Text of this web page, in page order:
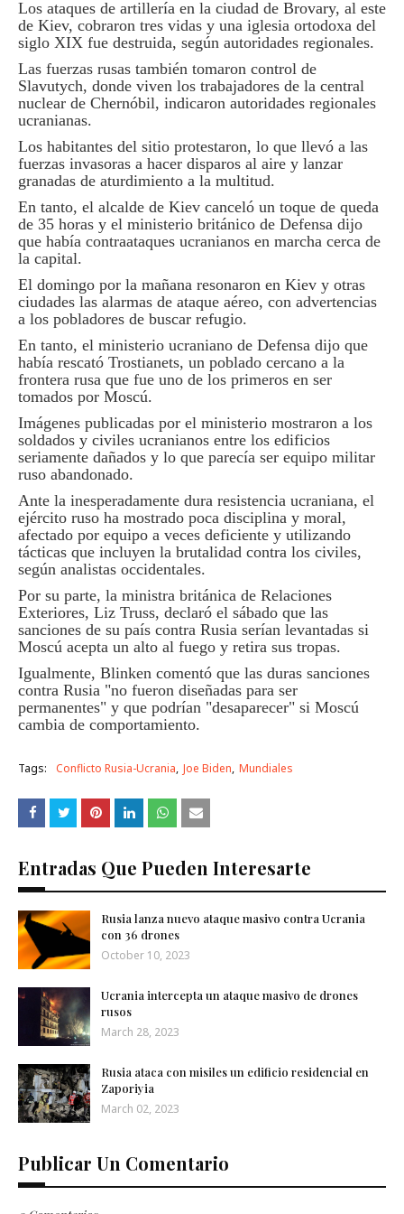
Los ataques de artillería en la ciudad de Brovary, al este
de Kiev, cobraron tres vidas y una iglesia ortodoxa del
siglo XIX fue destruida, según autoridades regionales.
Las fuerzas rusas también tomaron control de
Slavutych, donde viven los trabajadores de la central
nuclear de Chernóbil, indicaron autoridades regionales
ucranianas.
Los habitantes del sitio protestaron, lo que llevó a las
fuerzas invasoras a hacer disparos al aire y lanzar
granadas de aturdimiento a la multitud.
En tanto, el alcalde de Kiev canceló un toque de queda
de 35 horas y el ministerio británico de Defensa dijo
que había contraataques ucranianos en marcha cerca de
la capital.
El domingo por la mañana resonaron en Kiev y otras
ciudades las alarmas de ataque aéreo, con advertencias
a los pobladores de buscar refugio.
En tanto, el ministerio ucraniano de Defensa dijo que
había rescató Trostianets, un poblado cercano a la
frontera rusa que fue uno de los primeros en ser
tomados por Moscú.
Imágenes publicadas por el ministerio mostraron a los
soldados y civiles ucranianos entre los edificios
seriamente dañados y lo que parecía ser equipo militar
ruso abandonado.
Ante la inesperadamente dura resistencia ucraniana, el
ejército ruso ha mostrado poca disciplina y moral,
afectado por equipo a veces deficiente y utilizando
tácticas que incluyen la brutalidad contra los civiles,
según analistas occidentales.
Por su parte, la ministra británica de Relaciones
Exteriores, Liz Truss, declaró el sábado que las
sanciones de su país contra Rusia serían levantadas si
Moscú acepta un alto al fuego y retira sus tropas.
Igualmente, Blinken comentó que las duras sanciones
contra Rusia "no fueron diseñadas para ser
permanentes" y que podrían "desaparecer" si Moscú
cambia de comportamiento.
Tags: Conflicto Rusia-Ucrania Joe Biden Mundiales
Entradas Que Pueden Interesarte
Rusia lanza nuevo ataque masivo contra Ucrania
con 36 drones
October 10, 2023
Ucrania intercepta un ataque masivo de drones
rusos
March 28, 2023
Rusia ataca con misiles un edificio residencial en
Zaporiyia
March 02, 2023
Publicar Un Comentario